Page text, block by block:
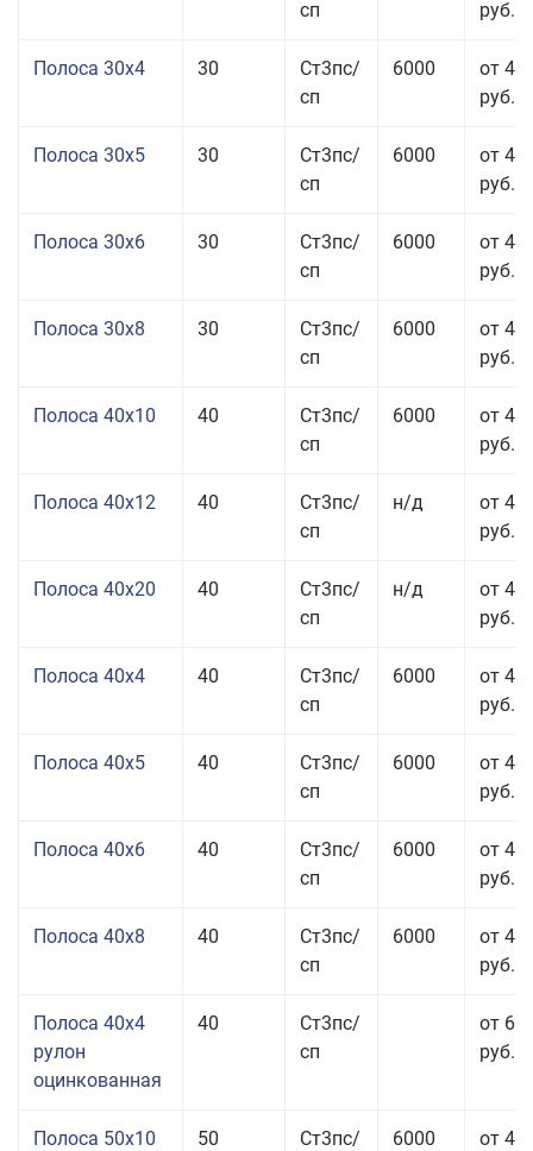
сп руб.
Полоса 30x4 30
Ст3пс/
сп
6000
от 43
руб.
Полоса 30x5 30
Ст3пс/
сп
6000
от 43
руб.
Полоса 30x6 30
Ст3пс/
сп
6000
от 46
руб.
Полоса 30x8 30
Ст3пс/
сп
6000
от 44
руб.
Полоса 40x10 40
Ст3пс/
сп
6000
от 45
руб.
Полоса 40x12 40
Ст3пс/
сп
н/д
от 44
руб.
Полоса 40x20 40
Ст3пс/
сп
н/д
от 47
руб.
Полоса 40x4 40
Ст3пс/
сп
6000
от 43
руб.
Полоса 40x5 40
Ст3пс/
сп
6000
от 43
руб.
Полоса 40x6 40
Ст3пс/
сп
6000
от 43
руб.
Полоса 40x8 40
Ст3пс/
сп
6000
от 43
руб.
Полоса 40x4
рулон
оцинкованная
40
Ст3пс/
сп
от 69
руб.
Полоса 50x10 50
Ст3пс/
6000
от 46